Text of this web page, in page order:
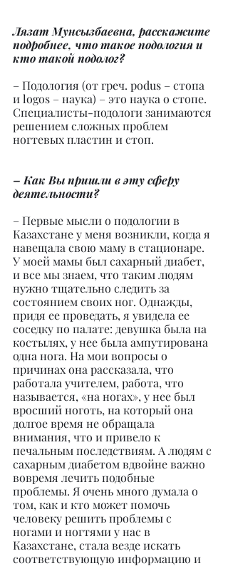
Лязат Мунсызбаевна, расскажите
подробнее, что такое подология и
кто такой подолог?
– Подология (от греч. podus – стопа
и logos – наука) – это наука о стопе.
Специалисты-подологи занимаются
решением сложных проблем
ногтевых пластин и стоп.
– Как Вы пришли в эту сферу
деятельности?
– Первые мысли о подологии в
Казахстане у меня возникли, когда я
навещала свою маму в стационаре.
У моей мамы был сахарный диабет,
и все мы знаем, что таким людям
нужно тщательно следить за
состоянием своих ног. Однажды,
придя ее проведать, я увидела ее
соседку по палате: девушка была на
костылях, у нее была ампутирована
одна нога. На мои вопросы о
причинах она рассказала, что
работала учителем, работа, что
называется, «на ногах», у нее был
вросший ноготь, на который она
долгое время не обращала
внимания, что и привело к
печальным последствиям. А людям с
сахарным диабетом вдвойне важно
вовремя лечить подобные
проблемы. Я очень много думала о
том, как и кто может помочь
человеку решить проблемы с
ногами и ногтями у нас в
Казахстане, стала везде искать
соответствующую информацию и